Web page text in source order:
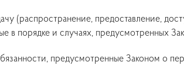
(распространение, предоставление,
в порядке и случаях, предусмотренных
предусмотренные Законом о